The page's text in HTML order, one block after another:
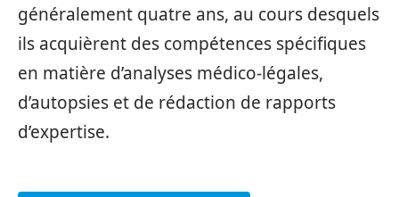
généralement quatre ans, au cours desquels
ils acquièrent des compétences spécifiques
en matière d’analyses médico-légales,
d’autopsies et de rédaction de rapports
d’expertise.